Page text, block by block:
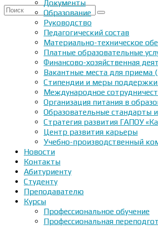
Искать:
Документы
Образование
Руководство
Педагогический состав
Материально-техническое
Платные образовательные
Финансово-хозяйственная
Вакантные места для приема
Стипендии и меры
Международное
Организация питания в
Образовательные стандарты
Стратегия развития ГАПОУ
Центр развития карьеры
Учебно-производственный
Новости
Контакты
Абитуриенту
Студенту
Преподавателю
Курсы
Профессиональное обучение
Профессиональная